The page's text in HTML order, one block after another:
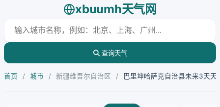
xbuumh天气网
查询天气
首页 / 城市 / 新疆维吾尔自治区 / 巴里坤哈萨克自治县未来3天天